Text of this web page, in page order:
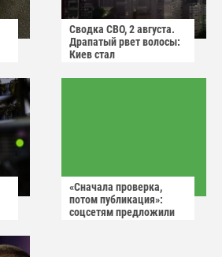
Сводка СВО, 2 августа.
Драпатый рвет волосы:
Киев стал
«Сначала проверка,
потом публикация»:
соцсетям предложили